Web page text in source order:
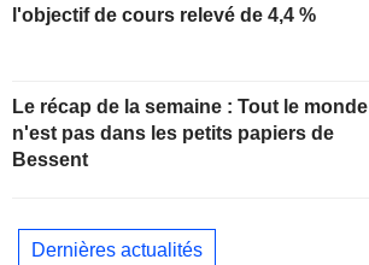
l'objectif de cours relevé de 4,4 %
Le récap de la semaine : Tout le monde
n'est pas dans les petits papiers de
Bessent
Dernières actualités